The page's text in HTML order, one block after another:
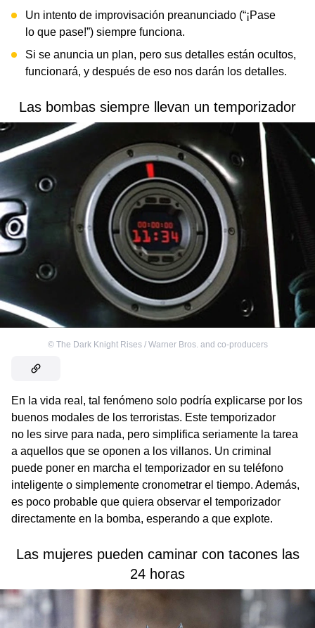
Un intento de improvisación preanunciado (“¡Pase
lo que pase!”) siempre funciona.
Si se anuncia un plan, pero sus detalles están ocultos,
funcionará, y después de eso nos darán los detalles.
Las bombas siempre llevan un temporizador
© The Dark Knight Rises / Warner Bros. and co-producers
En la vida real, tal fenómeno solo podría explicarse por los
buenos modales de los terroristas. Este temporizador
no les sirve para nada, pero simplifica seriamente la tarea
a aquellos que se oponen a los villanos. Un criminal
puede poner en marcha el temporizador en su teléfono
inteligente o simplemente cronometrar el tiempo. Además,
es poco probable que quiera observar el temporizador
directamente en la bomba, esperando a que explote.
Las mujeres pueden caminar con tacones las
24 horas